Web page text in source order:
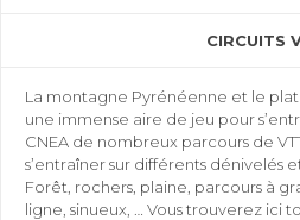
CIRCUITS
La montagne Pyrénéenne et le
une immense aire de jeu pour
CNEA de nombreux parcours de
s’entraîner sur différents dénivelés
Forêt, rochers, plaine, parcours à
ligne, sinueux, … Vous trouverez ici